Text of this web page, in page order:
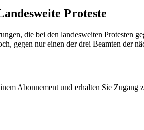
Proteste
die bei den landesweiten Protesten
nur einen der drei Beamten der
Abonnement und erhalten Sie Zugang